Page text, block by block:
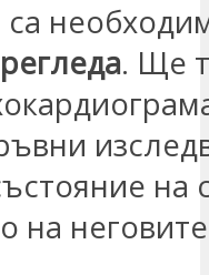
. Ще
на
на